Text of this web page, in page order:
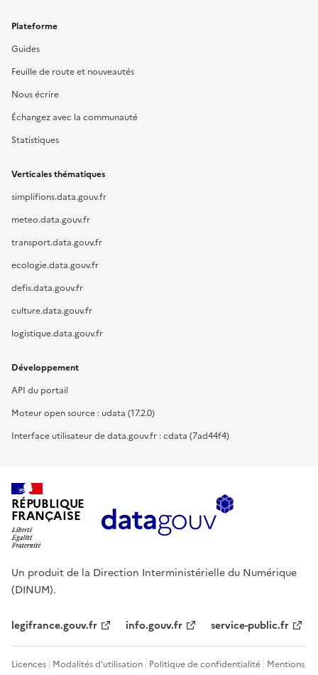
Plateforme
Guides
Feuille de route et nouveautés
Nous écrire
Échangez avec la communauté
Statistiques
Verticales thématiques
simplifions.data.gouv.fr
meteo.data.gouv.fr
transport.data.gouv.fr
ecologie.data.gouv.fr
defis.data.gouv.fr
culture.data.gouv.fr
logistique.data.gouv.fr
Développement
API du portail
Moteur open source : udata (17.2.0)
Interface utilisateur de data.gouv.fr : cdata (7ad44f4)
RÉPUBLIQUE
FRANÇAISE
Un produit de la Direction Interministérielle du Numérique
(DINUM).
legifrance.gouv.fr info.gouv.fr service-public.fr
Licences Modalités d'utilisation Politique de confidentialité Mentions